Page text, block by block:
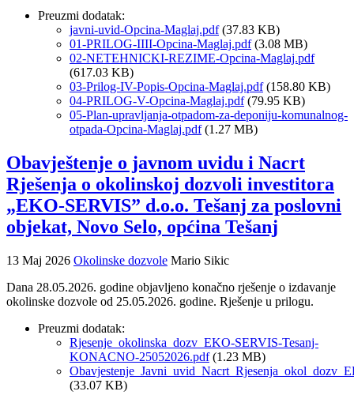
Preuzmi dodatak:
javni-uvid-Opcina-Maglaj.pdf(37.83 KB)
01-PRILOG-IIII-Opcina-Maglaj.pdf(3.08 MB)
02-NETEHNICKI-REZIME-Opcina-Maglaj.pdf
(617.03 KB)
03-Prilog-IV-Popis-Opcina-Maglaj.pdf(158.80 KB)
04-PRILOG-V-Opcina-Maglaj.pdf(79.95 KB)
05-Plan-upravljanja-otpadom-za-deponiju-komunalnog-
otpada-Opcina-Maglaj.pdf(1.27 MB)
Obavještenje o javnom uvidu i Nacrt
Rješenja o okolinskoj dozvoli investitora
„EKO-SERVIS” d.o.o. Tešanj za poslovni
objekat, Novo Selo, općina Tešanj
13 Maj 2026 Okolinske dozvole Mario Sikic
Dana 28.05.2026. godine objavljeno konačno rješenje o izdavanje
okolinske dozvole od 25.05.2026. godine. Rješenje u prilogu.
Preuzmi dodatak:
Rjesenje_okolinska_dozv_EKO-SERVIS-Tesanj-
KONACNO-25052026.pdf(1.23 MB)
(33.07 KB)